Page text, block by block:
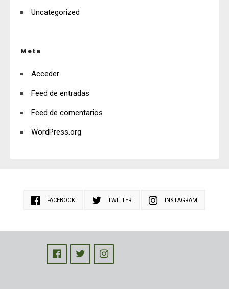
Uncategorized
Meta
Acceder
Feed de entradas
Feed de comentarios
WordPress.org
FACEBOOK TWITTER INSTAGRAM